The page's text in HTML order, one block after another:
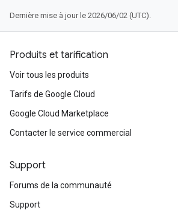
Dernière mise à jour le 2026/06/02 (UTC).
Produits et tarification
Voir tous les produits
Tarifs de Google Cloud
Google Cloud Marketplace
Contacter le service commercial
Support
Forums de la communauté
Support